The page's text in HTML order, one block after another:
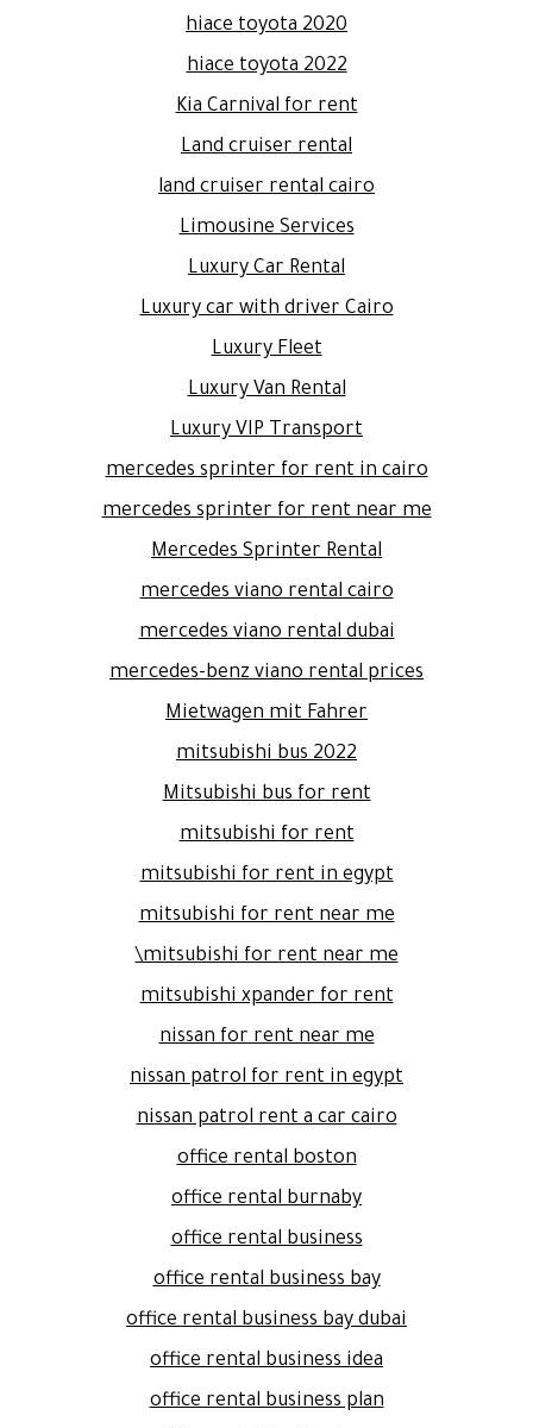
hiace toyota 2020
hiace toyota 2022
Kia Carnival for rent
Land cruiser rental
land cruiser rental cairo
Limousine Services
Luxury Car Rental
Luxury car with driver Cairo
Luxury Fleet
Luxury Van Rental
Luxury VIP Transport
mercedes sprinter for rent in cairo
mercedes sprinter for rent near me
Mercedes Sprinter Rental
mercedes viano rental cairo
mercedes viano rental dubai
mercedes-benz viano rental prices
Mietwagen mit Fahrer
mitsubishi bus 2022
Mitsubishi bus for rent
mitsubishi for rent
mitsubishi for rent in egypt
mitsubishi for rent near me
mitsubishi for rent near me\
mitsubishi xpander for rent
nissan for rent near me
nissan patrol for rent in egypt
nissan patrol rent a car cairo
office rental boston
office rental burnaby
office rental business
office rental business bay
office rental business bay dubai
office rental business idea
office rental business plan